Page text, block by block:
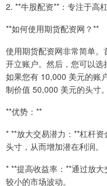
2. **牛股配资**：专注于高
**如何使用期货配资网？**
使用期货配资网非常简单
开立账户。然后，您可以选
如果您有 10,000 美元的账
制价值 50,000 美元的头寸。
**优势：**
* **放大交易潜力：**杠杆
头寸，从而增加潜在利润。
* **提高收益率：**通过放
较小的市场波动。